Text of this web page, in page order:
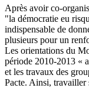
Après avoir co-
"la démocratie eu
indispensable de
plusieurs pour un
Les orientations du
période 2010-2013 «
et les travaux des
Pacte. Ainsi, travailler